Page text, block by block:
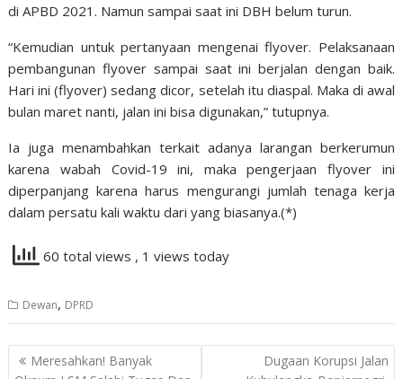
di APBD 2021. Namun sampai saat ini DBH belum turun.
“Kemudian untuk pertanyaan mengenai flyover. Pelaksanaan
pembangunan flyover sampai saat ini berjalan dengan baik.
Hari ini (flyover) sedang dicor, setelah itu diaspal. Maka di awal
bulan maret nanti, jalan ini bisa digunakan,” tutupnya.
Ia juga menambahkan terkait adanya larangan berkerumun
karena wabah Covid-19 ini, maka pengerjaan flyover ini
diperpanjang karena harus mengurangi jumlah tenaga kerja
dalam persatu kali waktu dari yang biasanya.(*)
60 total views , 1 views today
Dewan, DPRD
Navigasi
Meresahkan! Banyak
Dugaan Korupsi Jalan